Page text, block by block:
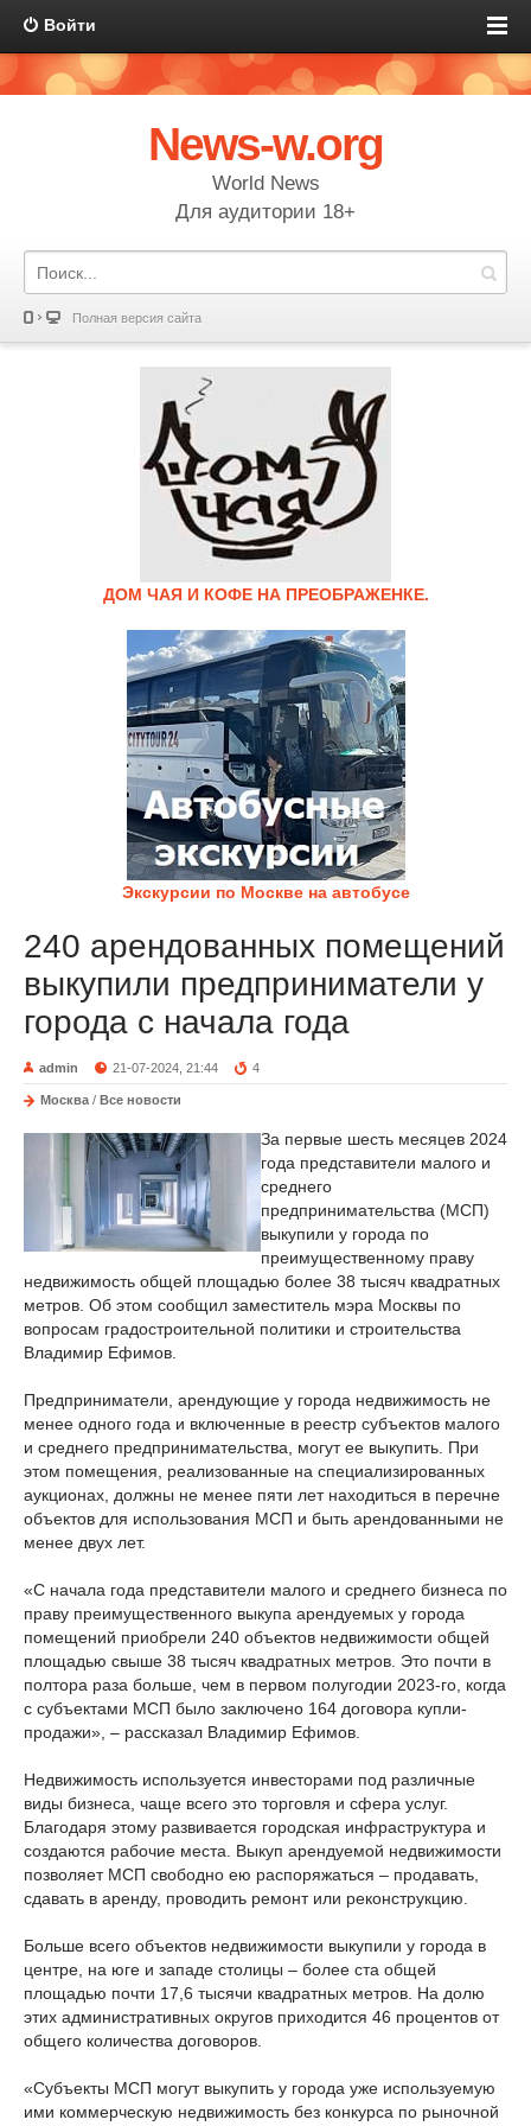
Войти
News-w.org
World News
Для аудитории 18+
Полная версия сайта
ДОМ ЧАЯ И КОФЕ НА ПРЕОБРАЖЕНКЕ.
Экскурсии по Москве на автобусе
240 арендованных помещений
выкупили предприниматели у
города с начала года
admin 21-07-2024, 21:44 4
Москва / Все новости
За первые шесть месяцев 2024
года представители малого и
среднего
предпринимательства (МСП)
выкупили у города по
преимущественному праву
недвижимость общей площадью более 38 тысяч квадратных
метров. Об этом сообщил заместитель мэра Москвы по
вопросам градостроительной политики и строительства
Владимир Ефимов.
Предприниматели, арендующие у города недвижимость не
менее одного года и включенные в реестр субъектов малого
и среднего предпринимательства, могут ее выкупить. При
этом помещения, реализованные на специализированных
аукционах, должны не менее пяти лет находиться в перечне
объектов для использования МСП и быть арендованными не
менее двух лет.
«С начала года представители малого и среднего бизнеса по
праву преимущественного выкупа арендуемых у города
помещений приобрели 240 объектов недвижимости общей
площадью свыше 38 тысяч квадратных метров. Это почти в
полтора раза больше, чем в первом полугодии 2023-го, когда
с субъектами МСП было заключено 164 договора купли-
продажи», – рассказал Владимир Ефимов.
Недвижимость используется инвесторами под различные
виды бизнеса, чаще всего это торговля и сфера услуг.
Благодаря этому развивается городская инфраструктура и
создаются рабочие места. Выкуп арендуемой недвижимости
позволяет МСП свободно ею распоряжаться – продавать,
сдавать в аренду, проводить ремонт или реконструкцию.
Больше всего объектов недвижимости выкупили у города в
центре, на юге и западе столицы – более ста общей
площадью почти 17,6 тысячи квадратных метров. На долю
этих административных округов приходится 46 процентов от
общего количества договоров.
«Субъекты МСП могут выкупить у города уже используемую
ими коммерческую недвижимость без конкурса по рыночной